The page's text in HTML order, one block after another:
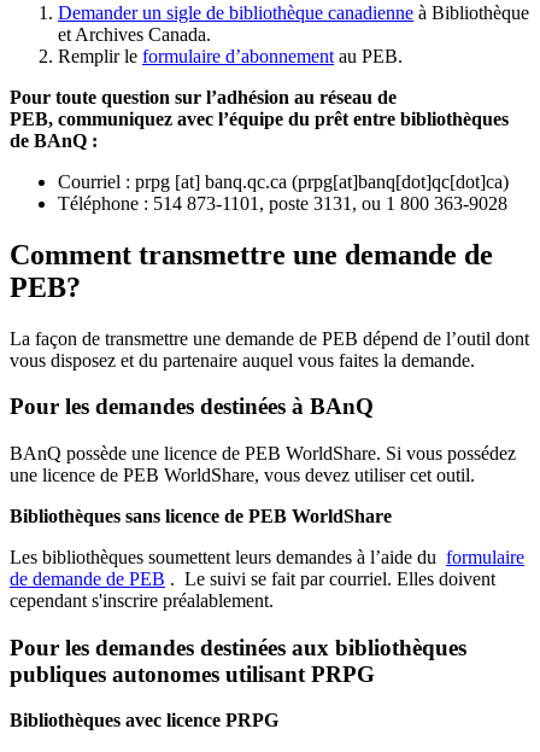
Demander un sigle de bibliothèque canadienne à Bibliothèque
et Archives Canada.
Remplir le formulaire d’abonnement au PEB.
Pour toute question sur l’adhésion au réseau de
PEB, communiquez avec l’équipe du prêt entre bibliothèques
de BAnQ :
Courriel : prpg [at] banq.qc.ca (prpg[at]banq[dot]qc[dot]ca)
Téléphone : 514 873-1101, poste 3131, ou 1 800 363-9028
Comment transmettre une demande de
PEB?
La façon de transmettre une demande de PEB dépend de l’outil dont
vous disposez et du partenaire auquel vous faites la demande.
Pour les demandes destinées à BAnQ
BAnQ possède une licence de PEB WorldShare. Si vous possédez
une licence de PEB WorldShare, vous devez utiliser cet outil.
Bibliothèques sans licence de PEB WorldShare
Les bibliothèques soumettent leurs demandes à l’aide du formulaire
de demande de PEB . Le suivi se fait par courriel. Elles doivent
cependant s'inscrire préalablement.
Pour les demandes destinées aux bibliothèques
publiques autonomes utilisant PRPG
Bibliothèques avec licence PRPG